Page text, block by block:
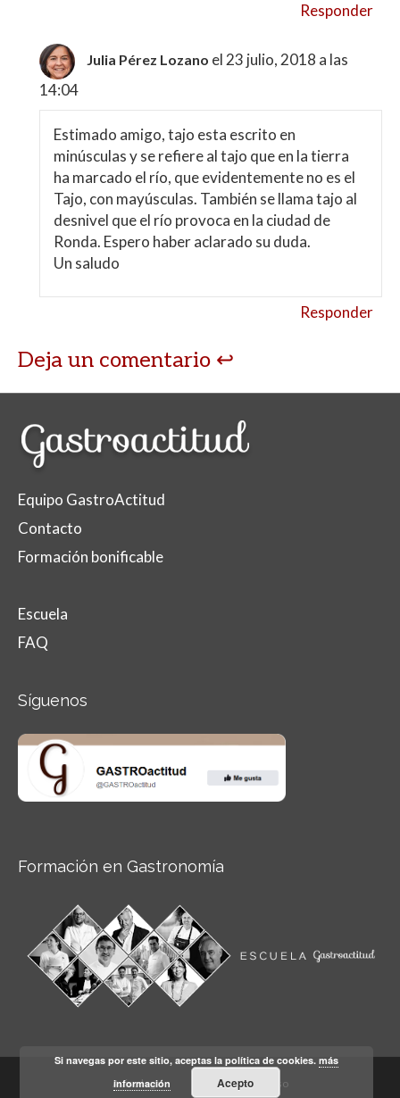
Responder
Julia Pérez Lozano el 23 julio, 2018 a las
14:04
Estimado amigo, tajo esta escrito en
minúsculas y se refiere al tajo que en la tierra
ha marcado el río, que evidentemente no es el
Tajo, con mayúsculas. También se llama tajo al
desnivel que el río provoca en la ciudad de
Ronda. Espero haber aclarado su duda.
Un saludo
Responder
Deja un comentario
Equipo GastroActitud
Contacto
Formación bonificable
Escuela
FAQ
Síguenos
Formación en Gastronomía
Aviso legal Condiciones de Uso
Si navegas por este sitio, aceptas la política de cookies.más
información
Acepto